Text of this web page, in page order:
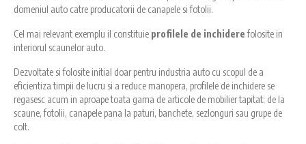
domeniul auto catre producatorii de canapele si fotolii.
Cel mai relevant exemplu il constituie profilele de inchiderefolosite in
interiorul scaunelor auto.
Dezvoltate si folosite initial doar pentru industria auto cu scopul de a
eficientiza timpii de lucru si a reduce manopera, profilele de inchidere se
regasesc acum in aproape toata gama de articole de mobilier tapitat: de la
scaune, fotolii, canapele pana la paturi, banchete, sezlonguri sau grupe de
colt.